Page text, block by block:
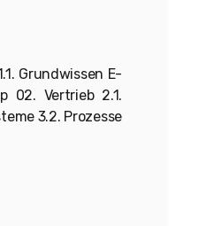
Grundwissen E-
02. Vertrieb 2.1.
3.2. Prozesse